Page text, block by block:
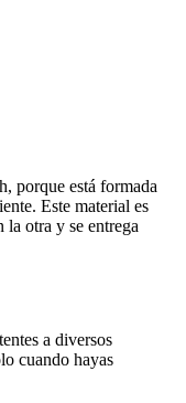
porque está formada
Este material es
otra y se entrega
a diversos
cuando hayas